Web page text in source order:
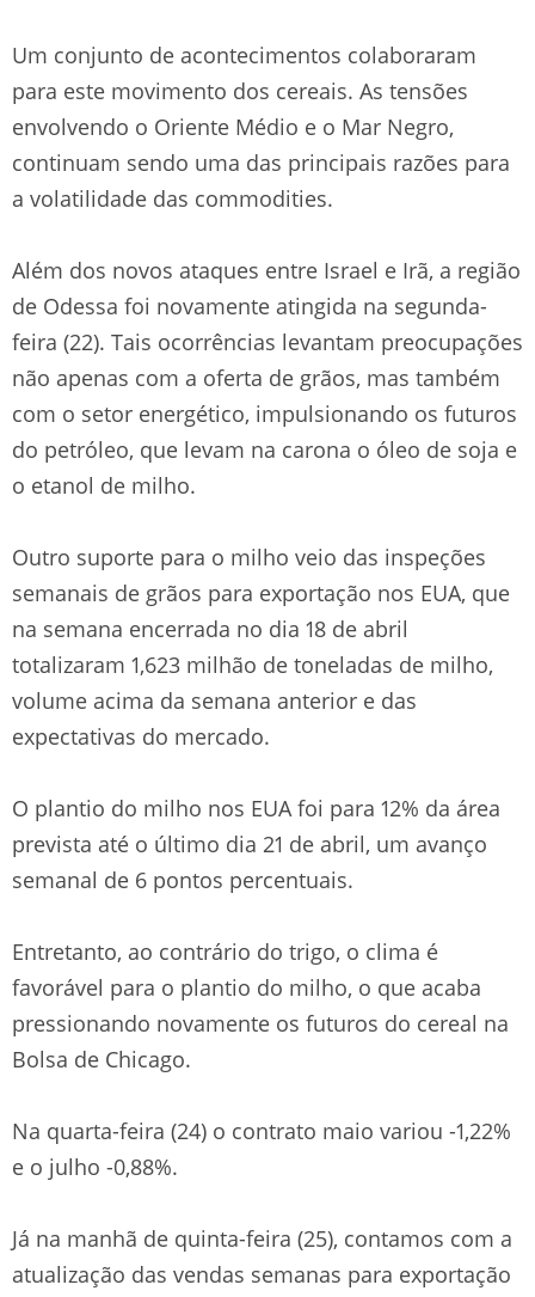
Um conjunto de acontecimentos colaboraram
para este movimento dos cereais. As tensões
envolvendo o Oriente Médio e o Mar Negro,
continuam sendo uma das principais razões para
a volatilidade das commodities.
Além dos novos ataques entre Israel e Irã, a região
de Odessa foi novamente atingida na segunda-
feira (22). Tais ocorrências levantam preocupações
não apenas com a oferta de grãos, mas também
com o setor energético, impulsionando os futuros
do petróleo, que levam na carona o óleo de soja e
o etanol de milho.
Outro suporte para o milho veio das inspeções
semanais de grãos para exportação nos EUA, que
na semana encerrada no dia 18 de abril
totalizaram 1,623 milhão de toneladas de milho,
volume acima da semana anterior e das
expectativas do mercado.
O plantio do milho nos EUA foi para 12% da área
prevista até o último dia 21 de abril, um avanço
semanal de 6 pontos percentuais.
Entretanto, ao contrário do trigo, o clima é
favorável para o plantio do milho, o que acaba
pressionando novamente os futuros do cereal na
Bolsa de Chicago.
Na quarta-feira (24) o contrato maio variou -1,22%
e o julho -0,88%.
Já na manhã de quinta-feira (25), contamos com a
atualização das vendas semanas para exportação